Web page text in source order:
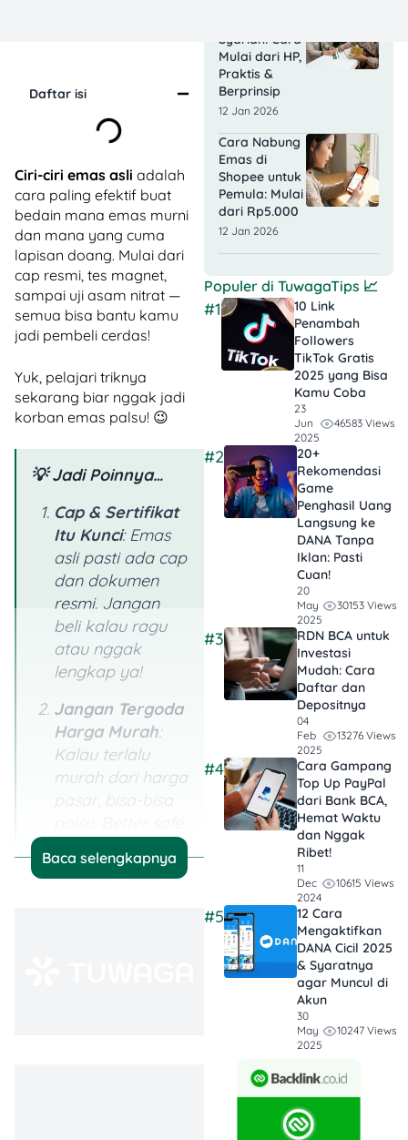
Daftar isi
Ciri-ciri emas asli adalah
cara paling efektif buat
bedain mana emas murni
dan mana yang cuma
lapisan doang. Mulai dari
cap resmi, tes magnet,
sampai uji asam nitrat —
semua bisa bantu kamu
jadi pembeli cerdas!
Yuk, pelajari triknya
sekarang biar nggak jadi
korban emas palsu! 😉
💡 Jadi Poinnya…
Cap & Sertifikat
Itu Kunci: Emas
asli pasti ada cap
dan dokumen
resmi. Jangan
beli kalau ragu
atau nggak
lengkap ya!
Jangan Tergoda
Harga Murah:
Kalau terlalu
murah dari harga
pasar, bisa-bisa
Cek Keaslian
Baca selengkapnya
Syariah: Cara
Mulai dari HP,
Praktis &
Berprinsip
12 Jan 2026
Cara Nabung
Emas di
Shopee untuk
Pemula: Mulai
dari Rp5.000
12 Jan 2026
Populer di TuwagaTips 📈
#1
10 Link
Penambah
Followers
TikTok Gratis​
2025 yang Bisa
Kamu Coba
23
Jun
2025
46583 Views
#2
20+
Rekomendasi
Game
Penghasil Uang
Langsung ke
DANA Tanpa
Iklan​: Pasti
Cuan!
20
May
2025
30153 Views
#3
RDN BCA untuk
Investasi
Mudah: Cara
Daftar dan
Depositnya
04
Feb
2025
13276 Views
#4
Cara Gampang
Top Up PayPal
dari Bank BCA,
Hemat Waktu
dan Nggak
Ribet!
11
Dec
2024
10615 Views
#5
12 Cara
Mengaktifkan
DANA Cicil 2025
& Syaratnya
agar Muncul di
Akun
30
May
2025
10247 Views